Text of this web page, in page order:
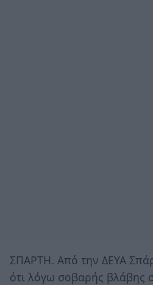
ΣΠΑΡΤΗ. Από την ΔΕΥΑ
ότι λόγω σοβαρής βλάβης